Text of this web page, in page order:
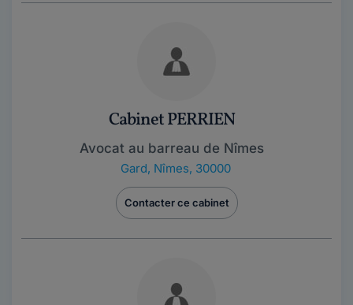
Cabinet PERRIEN
Avocat au barreau de Nîmes
Gard, Nîmes, 30000
Contacter ce cabinet